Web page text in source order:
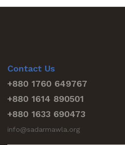
Contact Us
+880 1760 649767
+880 1614 890501
+880 1633 690473
info@sadarmawla.org